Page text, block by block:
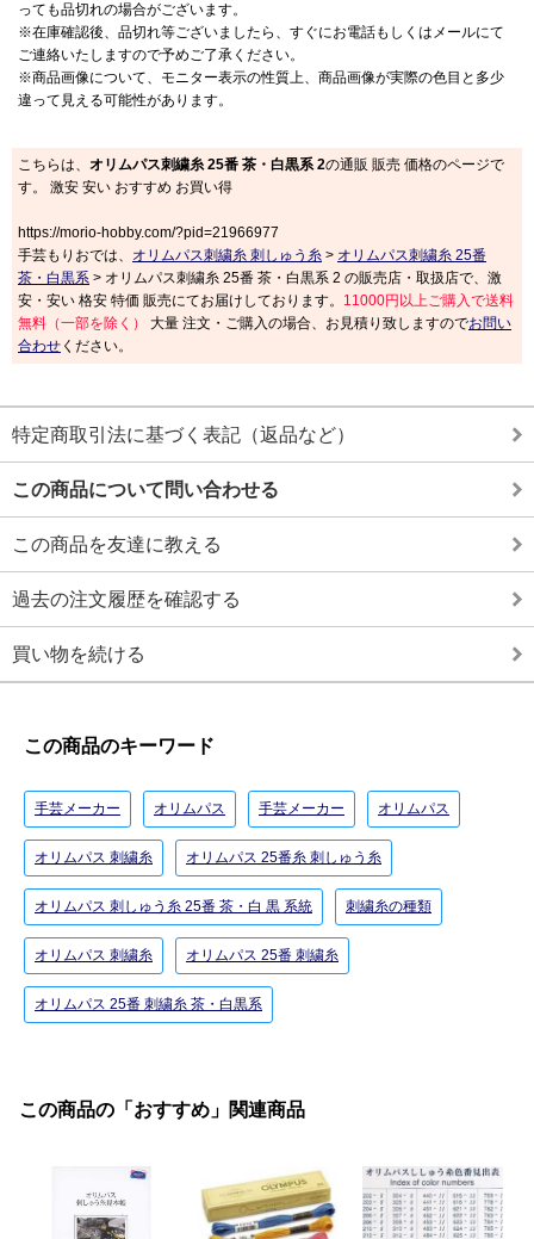
っても品切れの場合がございます。
※在庫確認後、品切れ等ございましたら、すぐにお電話もしくはメールにて
ご連絡いたしますので予めご了承ください。
※商品画像について、モニター表示の性質上、商品画像が実際の色目と多少
違って見える可能性があります。
こちらは、 オリムパス刺繍糸 25番 茶・白黒系 2の通販 販売 価格のページで
す。 激安 安い おすすめ お買い得
https://morio-hobby.com/?pid=21966977
手芸もりおでは、 オリムパス刺繍糸 刺しゅう糸 > オリムパス刺繍糸 25番
茶・白黒系 > オリムパス刺繍糸 25番 茶・白黒系 2 の販売店・取扱店で、激
安・安い 格安 特価 販売にてお届けしております。 11000円以上ご購入で送料
無料（一部を除く）
大量 注文・ご購入の場合、お見積り致しますのでお問い
合わせ ください。
特定商取引法に基づく表記（返品など）
この商品について問い合わせる
この商品を友達に教える
過去の注文履歴を確認する
買い物を続ける
この商品のキーワード
手芸メーカー オリムパス 手芸メーカー オリムパス
オリムパス 刺繍糸 オリムパス 25番糸 刺しゅう糸
オリムパス 刺しゅう糸 25番 茶・白 黒 系統 刺繍糸の種類
オリムパス 刺繍糸 オリムパス 25番 刺繍糸
オリムパス 25番 刺繍糸 茶・白黒系
この商品の「おすすめ」関連商品